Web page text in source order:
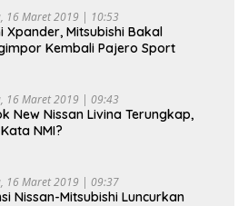
16 Maret 2019 | 10:53
Xpander, Mitsubishi Bakal
Kembali Pajero Sport
16 Maret 2019 | 09:43
New Nissan Livina Terungkap,
NMI?
16 Maret 2019 | 09:37
Nissan-Mitsubishi Luncurkan